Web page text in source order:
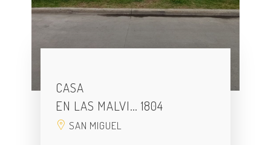
CASA
EN LAS MALVI… 1804
SAN MIGUEL